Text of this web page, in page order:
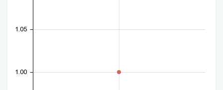
1.00
1.05